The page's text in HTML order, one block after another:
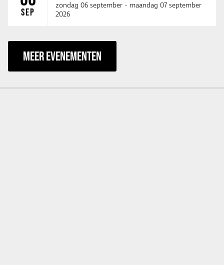
SEP
zondag 06 september - maandag 07 september
2026
MEER EVENEMENTEN